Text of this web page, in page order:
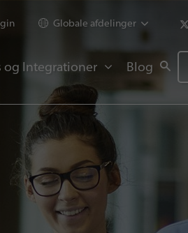
Globale afdelinger
og Integrationer Blog